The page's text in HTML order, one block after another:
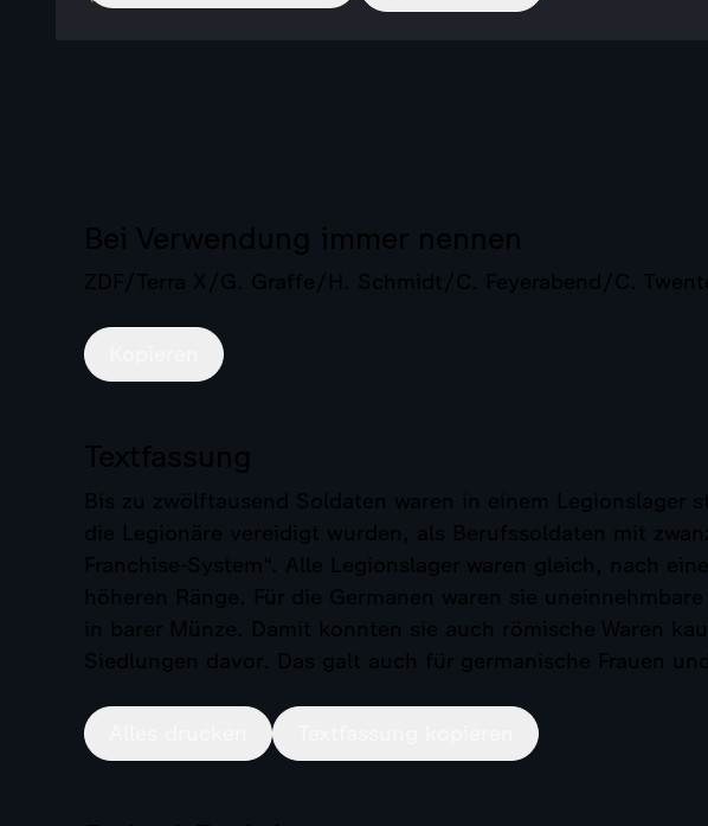
Bei Verwendung immer nennen
ZDF/Terra X/G. Graffe/H. Schmidt/C. Feyerabend/C.
Textfassung
Bis zu zwölftausend Soldaten waren in einem
die Legionäre vereidigt wurden, als Berufssoldaten mit
Franchise-System“. Alle Legionslager waren gleich, nach
höheren Ränge. Für die Germanen waren sie
in barer Münze. Damit konnten sie auch römische Waren
Siedlungen davor. Das galt auch für germanische Frauen